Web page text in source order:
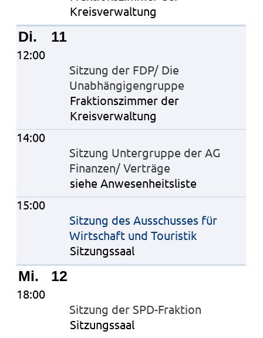
Kreisverwaltung
Di. 11
12:00
Sitzung der FDP/ Die
Unabhängigengruppe
Fraktionszimmer der
Kreisverwaltung
14:00
Sitzung Untergruppe der AG
Finanzen/ Verträge
siehe Anwesenheitsliste
15:00
Sitzung des Ausschusses für
Wirtschaft und Touristik
Sitzungssaal
Mi. 12
18:00
Sitzung der SPD-Fraktion
Sitzungssaal